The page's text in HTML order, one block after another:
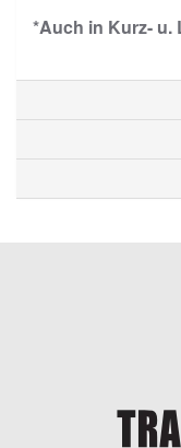
*Auch in Kurz- u.